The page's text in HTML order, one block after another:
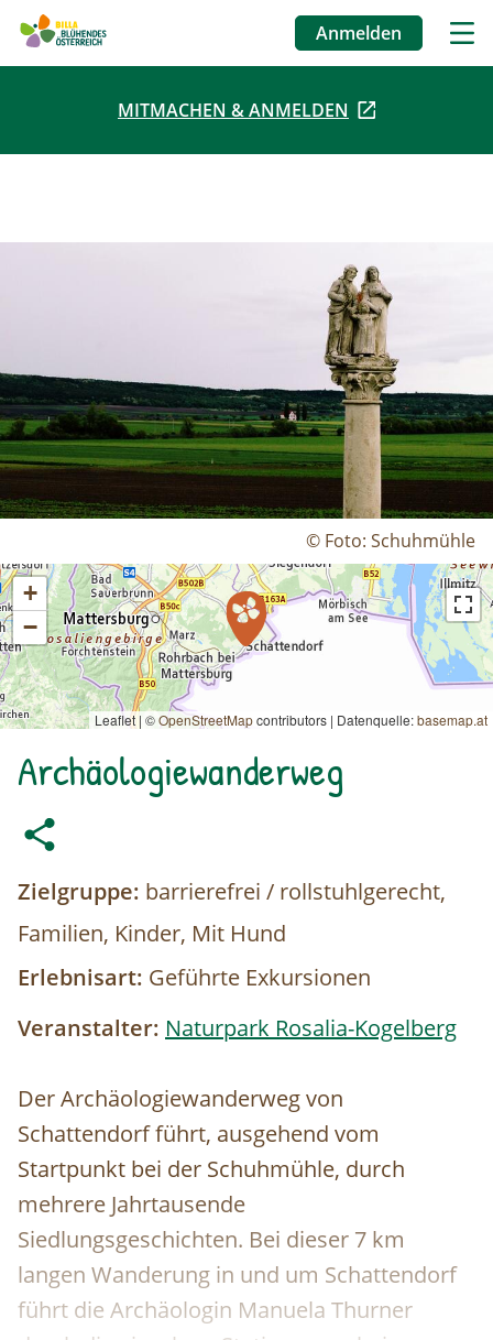
Direkt
Benutzermenü
Anmelden
MITMACHEN & ANMELDEN
© Foto: Schuhmühle
+
−
Leaflet | ©OpenStreetMapcontributors | Datenquelle:basemap.at
Archäologiewanderweg
Zielgruppe: barrierefrei / rollstuhlgerecht,
Familien, Kinder, Mit Hund
Erlebnisart: Geführte Exkursionen
Veranstalter: Naturpark Rosalia-Kogelberg
Der Archäologiewanderweg von
Schattendorf führt, ausgehend vom
Startpunkt bei der Schuhmühle, durch
mehrere Jahrtausende
Siedlungsgeschichten. Bei dieser 7 km
langen Wanderung in und um Schattendorf
führt die Archäologin Manuela Thurner